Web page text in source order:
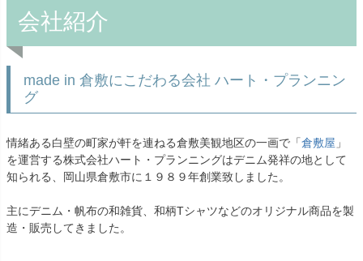
会社紹介
made in 倉敷にこだわる会社 ハート・プランニン
グ
情緒ある白壁の町家が軒を連ねる倉敷美観地区の一画で「倉敷屋 」
を運営する株式会社ハート・プランニングはデニム発祥の地として
知られる、岡山県倉敷市に１９８９年創業致しました。
主にデニム・帆布の和雑貨、和柄Tシャツなどのオリジナル商品を製
造・販売してきました。